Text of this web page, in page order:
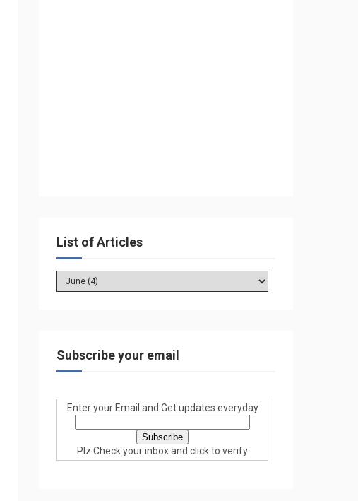
List of Articles
Subscribe your email
Enter your Email and Get updates everyday
Plz Check your inbox and click to verify